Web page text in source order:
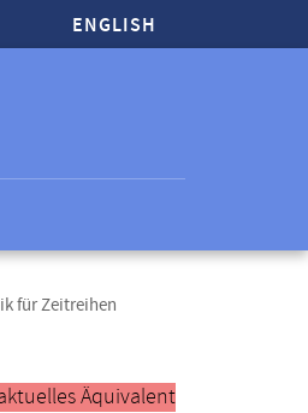
ENGLISH
für Zeitreihen
Äquivalent